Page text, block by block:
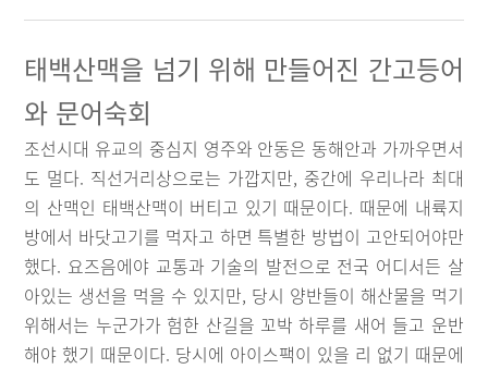
태백산맥을 넘기 위해 만들어진 간고등어
와 문어숙회
조선시대 유교의 중심지 영주와 안동은 동해안과 가까우면서
도 멀다. 직선거리상으로는 가깝지만, 중간에 우리나라 최대
의 산맥인 태백산맥이 버티고 있기 때문이다. 때문에 내륙지
방에서 바닷고기를 먹자고 하면 특별한 방법이 고안되어야만
했다. 요즈음에야 교통과 기술의 발전으로 전국 어디서든 살
아있는 생선을 먹을 수 있지만, 당시 양반들이 해산물을 먹기
위해서는 누군가가 험한 산길을 꼬박 하루를 새어 들고 운반
해야 했기 때문이다. 당시에 아이스팩이 있을 리 없기 때문에